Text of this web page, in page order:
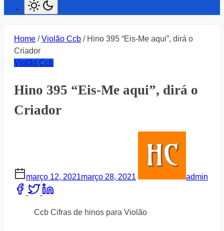
Home /Violão Ccb / Hino 395 “Eis-Me aqui”, dirá o
Criador
Violão Ccb
Hino 395 “Eis-Me aqui”, dirá o
Criador
março 12, 2021março 28, 2021
admin
Share
Ccb Cifras de hinos para Violão